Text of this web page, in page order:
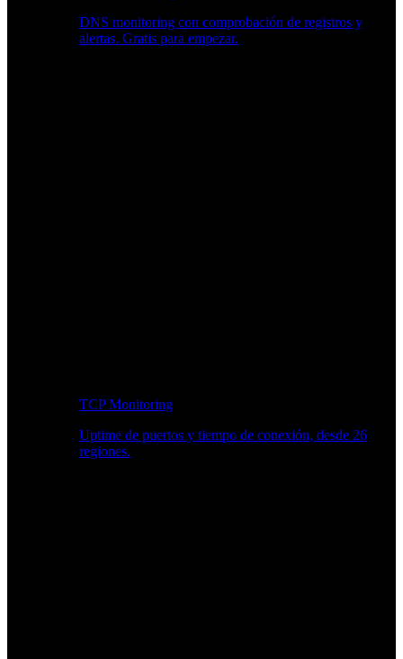
DNS monitoring con comprobación de registros y
alertas. Gratis para empezar.
TCP Monitoring
Uptime de puertos y tiempo de conexión, desde 26
regiones.